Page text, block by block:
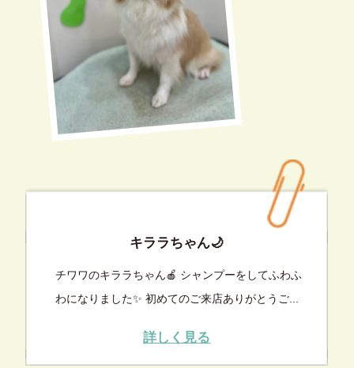
キララちゃん🌙
チワワのキララちゃん🍎 シャンプーをしてふわふ
わになりました✨ 初めてのご来店ありがとうご...
詳しく見る